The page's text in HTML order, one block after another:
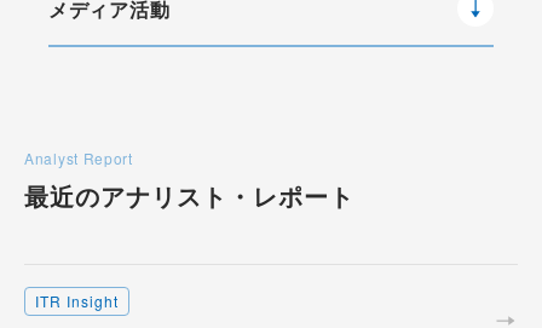
メディア活動
Analyst Report
最近のアナリスト・ レポート
ITR Insight